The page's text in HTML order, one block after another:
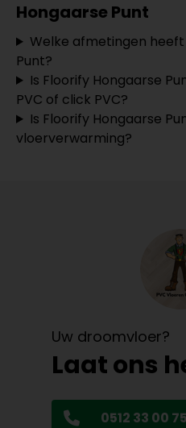
Hongaarse Punt
Welke afmetingen
Punt?
Is Floorify Hongaarse
PVC of click PVC?
Is Floorify Hongaarse
vloerverwarming?
Uw droomvloer?
Laat ons
0512 33 00 75